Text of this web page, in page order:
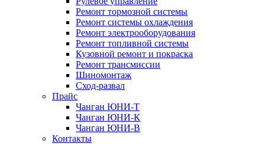
Ремонт тормозной системы
Ремонт системы охлаждения
Ремонт электрооборудования
Ремонт топливной системы
Кузовной ремонт и покраска
Ремонт трансмиссии
Шиномонтаж
Сход-развал
Прайс
Чанган ЮНИ-Т
Чанган ЮНИ-К
Чанган ЮНИ-В
Контакты